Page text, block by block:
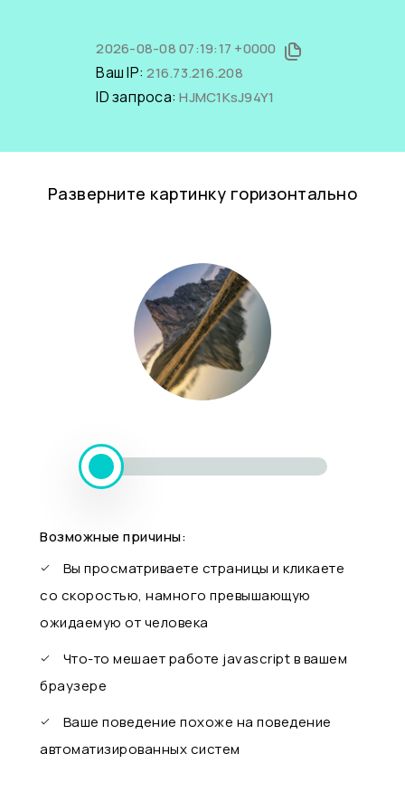
2026-08-08 07:19:17 +0000
Ваш IP:216.73.216.208
ID запроса:HJMC1KsJ94Y1
Разверните картинку горизонтально
Возможные причины:
Вы просматриваете страницы и кликаете
со скоростью, намного превышающую
ожидаемую от человека
Что-то мешает работе javascript в вашем
браузере
Ваше поведение похоже на поведение
автоматизированных систем